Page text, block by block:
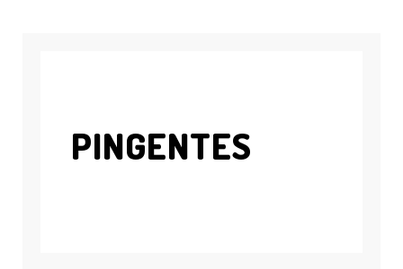
PINGENTES